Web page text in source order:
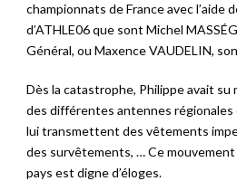
championnats de France avec l’aide
d’ATHLE06 que sont Michel
Général, ou Maxence VAUDELIN,
Dès la catastrophe, Philippe avait su
des différentes antennes régionales
lui transmettent des vêtements
des survêtements, … Ce mouvement
pays est digne d’éloges.